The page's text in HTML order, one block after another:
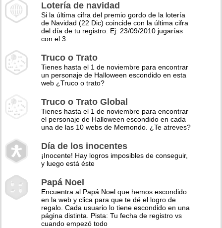
Lotería de navidad
Si la última cifra del premio gordo de la lotería
de Navidad (22 Dic) coincide con la última cifra
del día de tu registro. Ej: 23/09/2010 jugarías
con el 3.
Truco o Trato
Tienes hasta el 1 de noviembre para encontrar
un personaje de Halloween escondido en esta
web ¿Truco o trato?
Truco o Trato Global
Tienes hasta el 1 de noviembre para encontrar
el personaje de Halloween escondido en cada
una de las 10 webs de Memondo. ¿Te atreves?
Día de los inocentes
¡Inocente! Hay logros imposibles de conseguir,
y luego está éste
Papá Noel
Encuentra al Papá Noel que hemos escondido
en la web y clica para que te dé el logro de
regalo. Cada usuario lo tiene escondido en una
página distinta. Pista: Tu fecha de registro vs
cuando empezó todo